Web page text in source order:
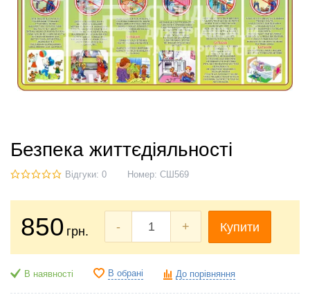
Безпека життєдіяльності
Відгуки: 0 Номер: СШ569
850 грн. - + Купити
В наявності В обрані До порівняння